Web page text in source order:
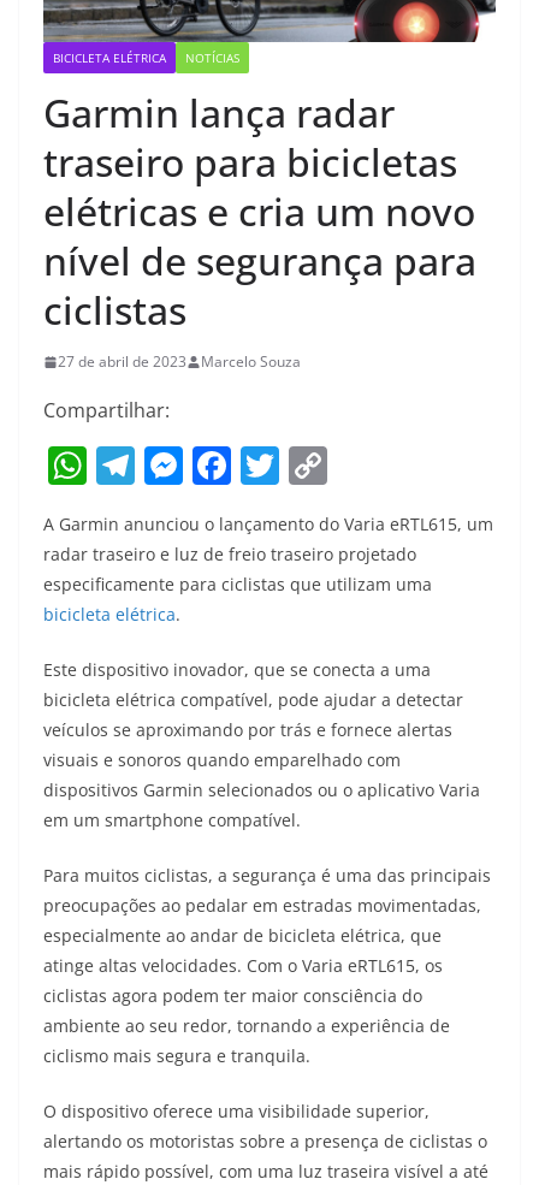
BICICLETA ELÉTRICA NOTÍCIAS
Garmin lança radar
traseiro para bicicletas
elétricas e cria um novo
nível de segurança para
ciclistas
27 de abril de 2023 Marcelo Souza
Compartilhar:
W
h
at
s
A
p
p
T
e
gr
a
m
M
ss
e
g
er
F
c
e
o
o
k
T
itt
er
o
p
y
n
k
A Garmin anunciou o lançamento do Varia eRTL615, um
radar traseiro e luz de freio traseiro projetado
especificamente para ciclistas que utilizam uma
bicicleta elétrica.
Este dispositivo inovador, que se conecta a uma
bicicleta elétrica compatível, pode ajudar a detectar
veículos se aproximando por trás e fornece alertas
visuais e sonoros quando emparelhado com
dispositivos Garmin selecionados ou o aplicativo Varia
em um smartphone compatível.
Para muitos ciclistas, a segurança é uma das principais
preocupações ao pedalar em estradas movimentadas,
especialmente ao andar de bicicleta elétrica, que
atinge altas velocidades. Com o Varia eRTL615, os
ciclistas agora podem ter maior consciência do
ambiente ao seu redor, tornando a experiência de
ciclismo mais segura e tranquila.
O dispositivo oferece uma visibilidade superior,
alertando os motoristas sobre a presença de ciclistas o
mais rápido possível, com uma luz traseira visível a até